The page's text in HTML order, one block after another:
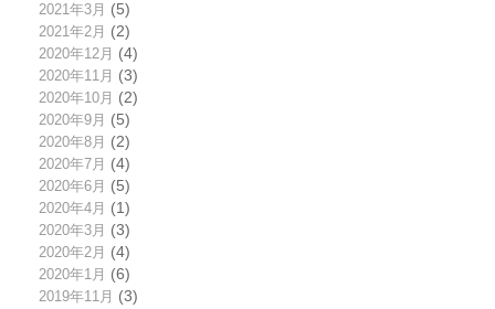
2021年3月 (5)
2021年2月 (2)
2020年12月 (4)
2020年11月 (3)
2020年10月 (2)
2020年9月 (5)
2020年8月 (2)
2020年7月 (4)
2020年6月 (5)
2020年4月 (1)
2020年3月 (3)
2020年2月 (4)
2020年1月 (6)
2019年11月 (3)